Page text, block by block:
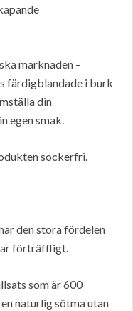
marknaden –
färdigblandade i burk
din
egen smak.
sockerfri.
den stora fördelen
förträffligt.
som är 600
naturlig sötma utan